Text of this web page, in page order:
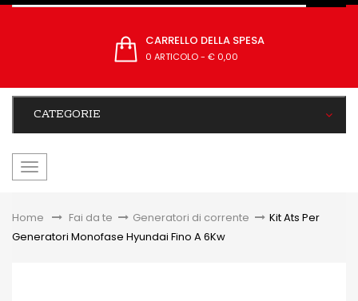
CARRELLO DELLA SPESA
0 ARTICOLO- € 0,00
CATEGORIE
navigazione
Home &gt;Fai da te > Generatori di corrente > Kit Ats Per
Generatori Monofase Hyundai Fino A 6Kw